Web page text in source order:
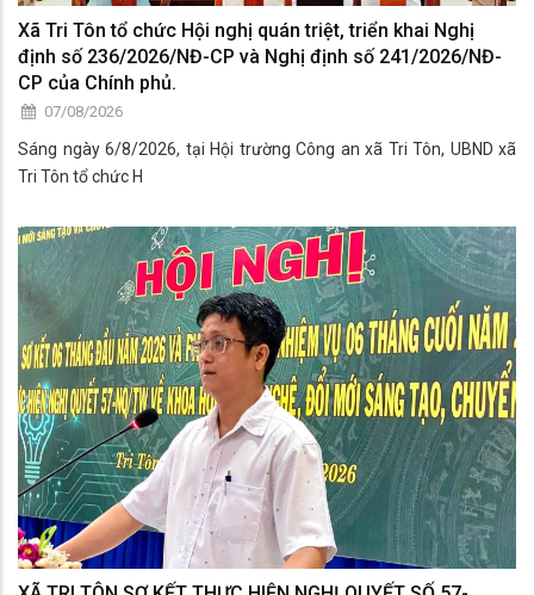
Xã Tri Tôn tổ chức Hội nghị quán triệt, triển khai Nghị
định số 236/2026/NĐ-CP và Nghị định số 241/2026/NĐ-
CP của Chính phủ.
07/08/2026
Sáng ngày 6/8/2026, tại Hội trường Công an xã Tri Tôn, UBND xã
Tri Tôn tổ chức H